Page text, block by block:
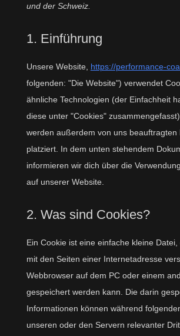
und der Schweiz.
1. Einführung
Unsere Website, https://performance-
folgenden: "Die Website") verwendet
ähnliche Technologien (der Einfachheit
diese unter "Cookies"
werden außerdem von uns beauftragten
platziert. In dem unten stehendem
informieren wir dich über die
auf unserer Website.
2. Was sind Cookies?
Ein Cookie ist eine einfache kleine
mit den Seiten einer Internetadresse
Webbrowser auf dem PC oder einem
gespeichert werden kann. Die darin
Informationen können während
unseren oder den Servern relevanter